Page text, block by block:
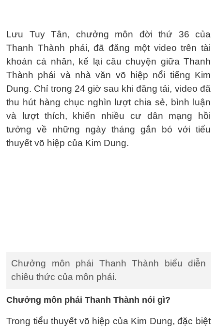
Lưu Tuy Tân, chưởng môn đời thứ 36 của
Thanh Thành phái, đã đăng một video trên tài
khoản cá nhân, kể lại câu chuyện giữa Thanh
Thành phái và nhà văn võ hiệp nổi tiếng Kim
Dung. Chỉ trong 24 giờ sau khi đăng tải, video đã
thu hút hàng chục nghìn lượt chia sẻ, bình luận
và lượt thích, khiến nhiều cư dân mạng hồi
tưởng về những ngày tháng gắn bó với tiểu
thuyết võ hiệp của Kim Dung.
Chưởng môn phái Thanh Thành biểu diễn
chiêu thức của môn phái.
Chưởng môn phái Thanh Thành nói gì?
Trong tiểu thuyết võ hiệp của Kim Dung, đặc biệt